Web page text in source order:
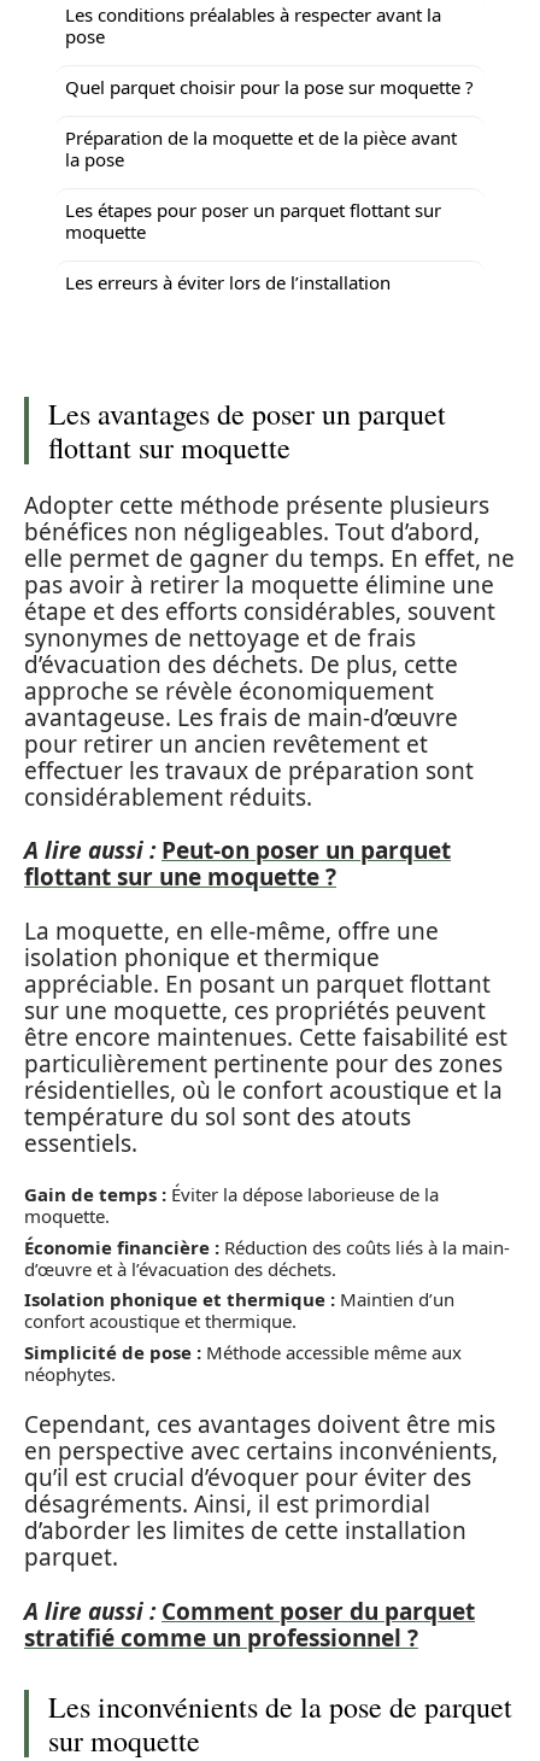
Les conditions préalables à respecter avant la
pose
Quel parquet choisir pour la pose sur moquette ?
Préparation de la moquette et de la pièce avant
la pose
Les étapes pour poser un parquet flottant sur
moquette
Les erreurs à éviter lors de l’installation
Les avantages de poser un parquet
flottant sur moquette
Adopter cette méthode présente plusieurs
bénéfices non négligeables. Tout d’abord,
elle permet de gagner du temps. En effet, ne
pas avoir à retirer la moquette élimine une
étape et des efforts considérables, souvent
synonymes de nettoyage et de frais
d’évacuation des déchets. De plus, cette
approche se révèle économiquement
avantageuse. Les frais de main-d’œuvre
pour retirer un ancien revêtement et
effectuer les travaux de préparation sont
considérablement réduits.
A lire aussi : Peut-on poser un parquet
flottant sur une moquette ?
La moquette, en elle-même, offre une
isolation phonique et thermique
appréciable. En posant un parquet flottant
sur une moquette, ces propriétés peuvent
être encore maintenues. Cette faisabilité est
particulièrement pertinente pour des zones
résidentielles, où le confort acoustique et la
température du sol sont des atouts
essentiels.
Gain de temps : Éviter la dépose laborieuse de la
moquette.
Économie financière : Réduction des coûts liés à la main-
d’œuvre et à l’évacuation des déchets.
Isolation phonique et thermique : Maintien d’un
confort acoustique et thermique.
Simplicité de pose : Méthode accessible même aux
néophytes.
Cependant, ces avantages doivent être mis
en perspective avec certains inconvénients,
qu’il est crucial d’évoquer pour éviter des
désagréments. Ainsi, il est primordial
d’aborder les limites de cette installation
parquet.
A lire aussi : Comment poser du parquet
stratifié comme un professionnel ?
Les inconvénients de la pose de parquet
sur moquette